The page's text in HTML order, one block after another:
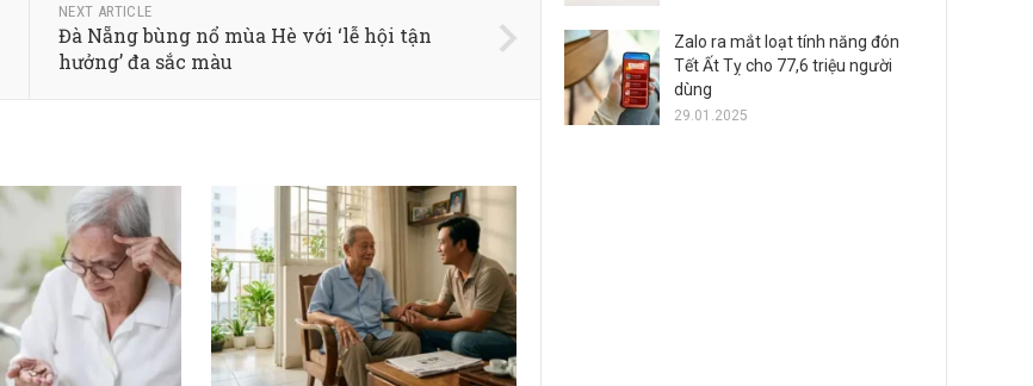
NEXT ARTICLE
Đà Nẵng bùng nổ mùa Hè với ‘lễ hội tận
hưởng’ đa sắc màu
Zalo ra mắt loạt tính năng đón
Tết Ất Tỵ cho 77,6 triệu người
dùng
29.01.2025